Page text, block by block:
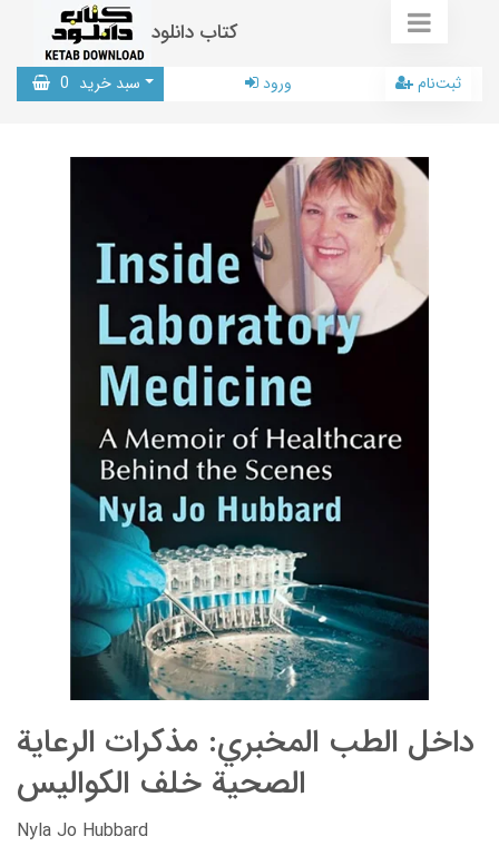
کتاب دانلود
سبد خرید 0 ورود ثبت‌نام
داخل الطب المخبري: مذكرات الرعاية
الصحية خلف الكواليس
Nyla Jo Hubbard